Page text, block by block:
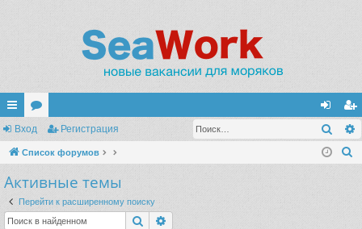
с
ы
лк
и
ор
ум
ы
хо
д
ег
ис
Вход Регистрация
Список форумов
Активные темы
Перейти к расширенному поиску
Поиск